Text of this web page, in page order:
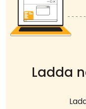
Ladda
Moln & Lokal